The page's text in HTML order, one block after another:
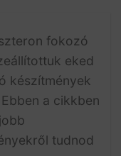
fokozó
eked
készítmények
a cikkben
tudnod